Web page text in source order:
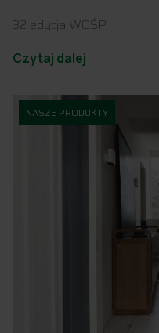
32 edycja WOŚP
Czytaj dalej
NASZE PRODUKTY